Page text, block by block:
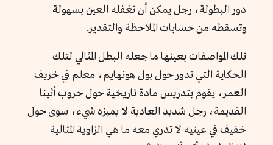
دور البطولة، رجل يمكن أن تغفله العين بسهولة
وتسقطه من حسابات الملاحظة والتقدير.
تلك المواصفات بعينها ما جعله البطل المثالي لتلك
الحكاية التي تدور حول بول هونهايم، معلم في خريف
العمر، يقوم بتدريس مادة تاريخية حول حروب أثينا
القديمة، رجل شديد العادية لا يميزه شيء، سوى حول
خفيف في عينيه لا تدري معه ما هي الزاوية المثالية